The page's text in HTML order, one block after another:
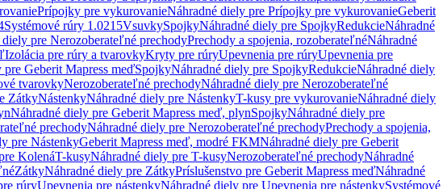
Prípojky pre vykurovanieNáhradné diely pre Prípojky pre vykurovanieGeberit
Systémové rúry 1.0215VsuvkySpojkyNáhradné diely pre SpojkyRedukcieNáhradné
diely pre Nerozoberateľné prechodyPrechody a spojenia, rozoberateľnéNáhradné
Izolácia pre rúry a tvarovkyKryty pre rúryUpevnenia pre rúryUpevnenia pre
pre Geberit Mapress meďSpojkyNáhradné diely pre SpojkyRedukcieNáhradné diely
tvarovkyNerozoberateľné prechodyNáhradné diely pre Nerozoberateľné
ZátkyNástenkyNáhradné diely pre NástenkyT-kusy pre vykurovanieNáhradné diely
Náhradné diely pre Geberit Mapress meď, plynSpojkyNáhradné diely pre
prechodyNáhradné diely pre Nerozoberateľné prechodyPrechody a spojenia,
pre NástenkyGeberit Mapress meď, modré FKMNáhradné diely pre Geberit
KolenáT-kusyNáhradné diely pre T-kusyNerozoberateľné prechodyNáhradné
ZátkyNáhradné diely pre ZátkyPríslušenstvo pre Geberit Mapress meďNáhradné
rúryUpevnenia pre nástenkyNáhradné diely pre Upevnenia pre nástenkySystémové